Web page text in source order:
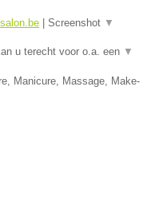
| Screenshot ▼
u terecht voor o.a. een ▼
Manicure, Massage, Make-